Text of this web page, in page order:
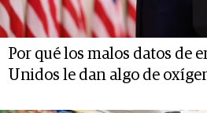
Por qué los malos datos de
Unidos le dan algo de